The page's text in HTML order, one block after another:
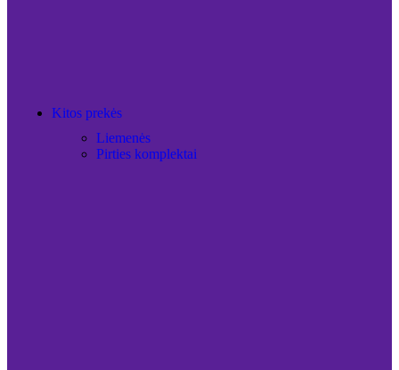
Kitos prekės
Liemenės
Pirties komplektai